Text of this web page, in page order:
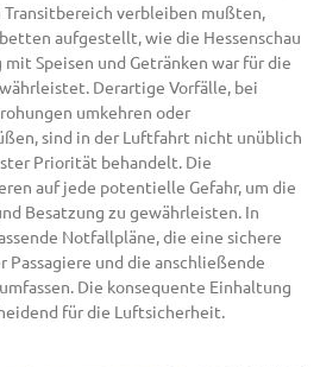
verbleiben mußten,
aufgestellt, wie die Hessenschau
Speisen und Getränken war für die
Derartige Vorfälle, bei
umkehren oder
sind in der Luftfahrt nicht unüblich
Priorität behandelt. Die
auf jede potentielle Gefahr, um die
Besatzung zu gewährleisten. In
Notfallpläne, die eine sichere
Passagiere und die anschließende
Die konsequente Einhaltung
für die Luftsicherheit.